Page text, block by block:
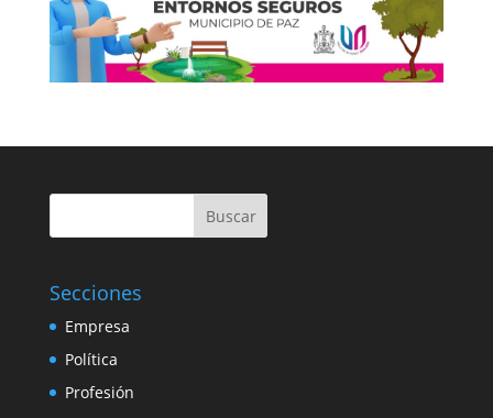
Buscar
Secciones
Empresa
Política
Profesión